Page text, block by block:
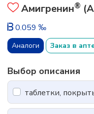
Амигренин®
0.059 ‰
Аналоги Заказ в
Выбор описания
таблетки,